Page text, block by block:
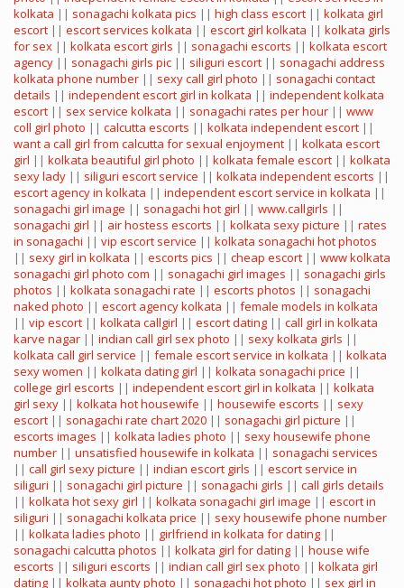
kolkata || sonagachi kolkata pics || high class escort || kolkata girl
escort || escort services kolkata || escort girl kolkata || kolkata girls
for sex || kolkata escort girls || sonagachi escorts || kolkata escort
agency || sonagachi girls pic || siliguri escort || sonagachi address
kolkata phone number || sexy call girl photo || sonagachi contact
details || independent escort girl in kolkata || independent kolkata
escort || sex service kolkata || sonagachi rates per hour || www
coll girl photo || calcutta escorts || kolkata independent escort ||
want a call girl from calcutta for sexual enjoyment || kolkata escort
girl || kolkata beautiful girl photo || kolkata female escort || kolkata
sexy lady || siliguri escort service || kolkata independent escorts ||
escort agency in kolkata || independent escort service in kolkata ||
sonagachi girl image || sonagachi hot girl || www.callgirls ||
sonagachi girl || air hostess escorts || kolkata sexy picture || rates
in sonagachi || vip escort service || kolkata sonagachi hot photos
|| sexy girl in kolkata || escorts pics || cheap escort || www kolkata
sonagachi girl photo com || sonagachi girl images || sonagachi girls
photos || kolkata sonagachi rate || escorts photos || sonagachi
naked photo || escort agency kolkata || female models in kolkata
|| vip escort || kolkata callgirl || escort dating || call girl in kolkata
karve nagar || indian call girl sex photo || sexy kolkata girls ||
kolkata call girl service || female escort service in kolkata || kolkata
sexy women || kolkata dating girl || kolkata sonagachi price ||
college girl escorts || independent escort girl in kolkata || kolkata
girl sexy || kolkata hot housewife || housewife escorts || sexy
escort || sonagachi rate chart 2020 || sonagachi girl picture ||
escorts images || kolkata ladies photo || sexy housewife phone
number || unsatisfied housewife in kolkata || sonagachi services
|| call girl sexy picture || indian escort girls || escort service in
siliguri || sonagachi girl picture || sonagachi girls || call girls details
|| kolkata hot sexy girl || kolkata sonagachi girl image || escort in
siliguri || sonagachi kolkata price || sexy housewife phone number
|| kolkata ladies photo || girlfriend in kolkata for dating ||
sonagachi calcutta photos || kolkata girl for dating || house wife
escorts || siliguri escorts || indian call girl sex photo || kolkata girl
dating || kolkata aunty photo || sonagachi hot photo || sex girl in